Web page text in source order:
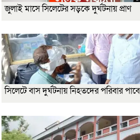
জুলাই মাসে সিলেটের সড়কে দুর্ঘটনায় প্রাণ
সিলেটে বাস দুর্ঘটনায় নিহতদের পরিবার পাবে